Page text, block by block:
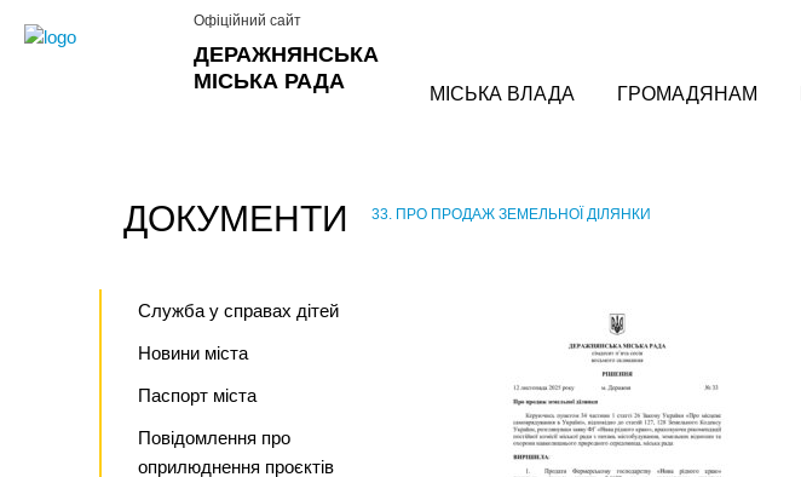
ДЕРАЖНЯНСЬКА
МІСЬКА РАДА
Офіційний сайт
МІСЬКА ВЛАДА ГРОМАДЯНАМ
ДОКУМЕНТИ 33. ПРО ПРОДАЖ ЗЕМЕЛЬНОЇ ДІЛЯНКИ
Служба у справах дітей
Новини міста
Паспорт міста
Повідомлення про
оприлюднення проєктів